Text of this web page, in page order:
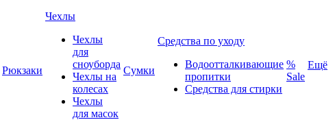
Рюкзаки
Чехлы
Чехлы
для
сноуборда
Чехлы на
колесах
Чехлы
для масок
Сумки
Средства по уходу
Водоотталкивающие
пропитки
Средства для стирки
%
Sale
Ещё